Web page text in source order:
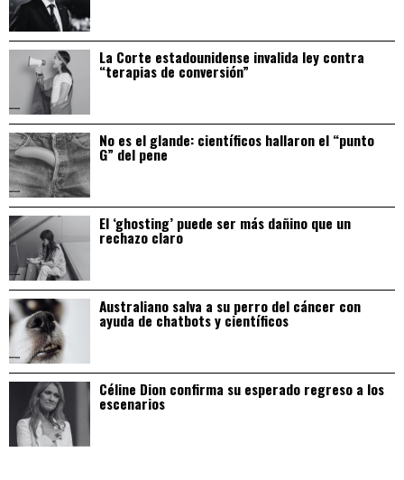
La Corte estadounidense invalida ley contra
“terapias de conversión”
No es el glande: científicos hallaron el “punto
G” del pene
El ‘ghosting’ puede ser más dañino que un
rechazo claro
Australiano salva a su perro del cáncer con
ayuda de chatbots y científicos
Céline Dion confirma su esperado regreso a los
escenarios